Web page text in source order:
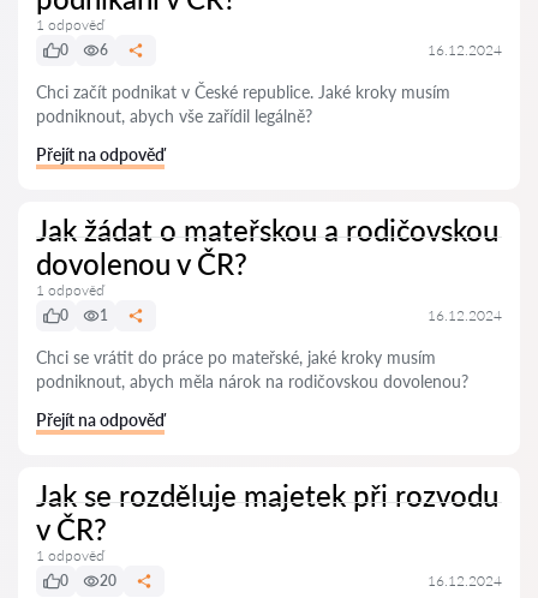
1 odpověď
0
6 16.12.2024
Chci začít podnikat v České republice. Jaké kroky musím
podniknout, abych vše zařídil legálně?
Přejít na odpověď
Jak žádat o mateřskou a rodičovskou
dovolenou v ČR?
1 odpověď
0
1 16.12.2024
Chci se vrátit do práce po mateřské, jaké kroky musím
podniknout, abych měla nárok na rodičovskou dovolenou?
Přejít na odpověď
Jak se rozděluje majetek při rozvodu
v ČR?
1 odpověď
0
20 16.12.2024